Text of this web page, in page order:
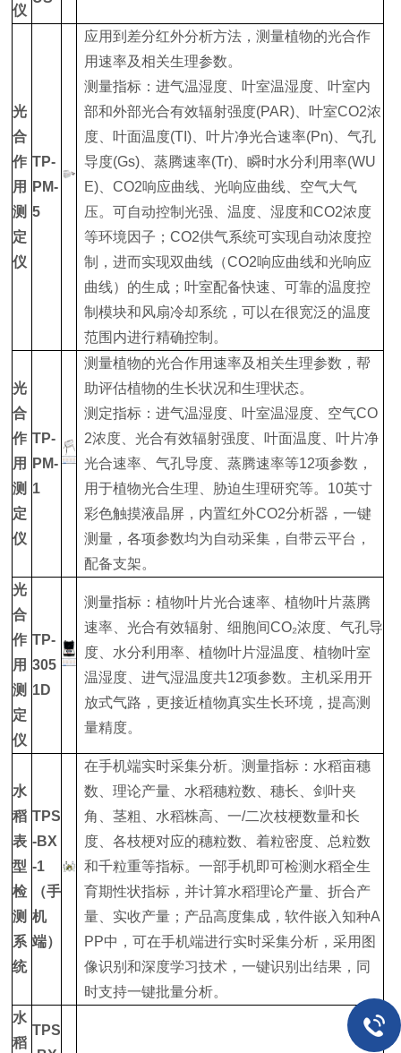
仪
光
合
作
用
测
定
仪
TP-
PM-
5
应用到差分红外分析方法，测量植物的光合作
用速率及相关生理参数‌。
测量指标：进气温湿度、叶室温湿度、叶室内
部和外部光合有效辐射强度(PAR)、叶室CO2浓
度、叶面温度(TI)、叶片净光合速率(Pn)、气孔
导度(Gs)、蒸腾速率(Tr)、瞬时水分利用率(WU
E)、CO2响应曲线、光响应曲线、空气大气
压。可自动控制光强、温度、湿度和CO2浓度
等环境因子；CO2供气系统可实现自动浓度控
制，进而实现双曲线（CO2响应曲线和光响应
曲线）的生成；叶室配备快速、可靠的温度控
制模块和风扇冷却系统，可以在很宽泛的温度
范围内进行精确控制。
光
合
作
用
测
定
仪
TP-
PM-
1
测量植物的光合作用速率及相关生理参数，帮
助评估植物的生长状况和生理状态‌。
测定指标：进气温湿度、叶室温湿度、空气CO
2浓度、光合有效辐射强度、叶面温度、叶片净
光合速率、气孔导度、蒸腾速率等12项参数，
用于植物光合生理、胁迫生理研究等。10英寸
彩色触摸液晶屏，内置红外CO2分析器，一键
测量，各项参数均为自动采集，自带云平台，
配备支架。
光
合
作
用
测
定
仪
TP-
305
1D
测量指标：植物叶片光合速率、植物叶片蒸腾
速率、光合有效辐射、细胞间CO₂浓度、气孔导
度、水分利用率、植物叶片湿温度、植物叶室
温湿度、进气湿温度共12项参数。主机采用开
放式气路，更接近植物真实生长环境，提高测
量精度。
水
稻
表
型
检
测
系
统
TPS
-BX
-1
（手
机
端）
在手机端实时采集分析。测量指标：水稻亩穗
数、理论产量、水稻穗粒数、穗长、剑叶夹
角、茎粗、水稻株高、一/二次枝梗数量和长
度、各枝梗对应的穗粒数、着粒密度、总粒数
和千粒重等指标。一部手机即可检测水稻全生
育期性状指标，并计算水稻理论产量、折合产
量、实收产量；产品高度集成，软件嵌入知种A
PP中，可在手机端进行实时采集分析，采用图
像识别和深度学习技术，一键识别出结果，同
时支持一键批量分析。
水
稻
TPS